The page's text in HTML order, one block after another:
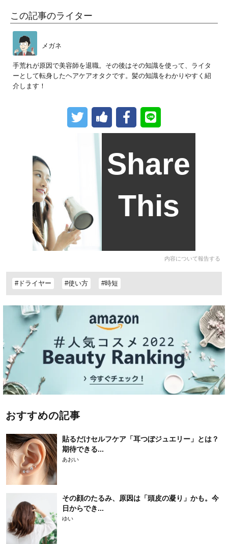
この記事のライター
メガネ
手荒れが原因で美容師を退職。その後はその知識を使って、ライタ
ーとして転身したヘアケアオタクです。髪の知識をわかりやすく紹
介します！
Share
This
内容について報告する
#ドライヤー #使い方 #時短
おすすめの記事
貼るだけセルフケア「耳つぼジュエリー」とは？
期待できる...
あおい
その顔のたるみ、原因は「頭皮の凝り」かも。今
日からでき...
ゆい